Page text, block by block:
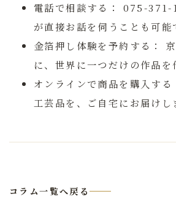
電話で相談する：
075-371-
が直接お話を伺うことも可能
金箔押し体験を予約する：
に、世界に一つだけの作品を
オンラインで商品を購入する
工芸品を、ご自宅にお届けし
コラム一覧へ戻る